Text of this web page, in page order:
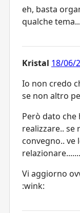
eh, basta
qualche
Kristal 18/06/
Io non credo
se non altro
Però dato
realizzare.. se
convegno.. ve
Vi aggiorno
:wink: